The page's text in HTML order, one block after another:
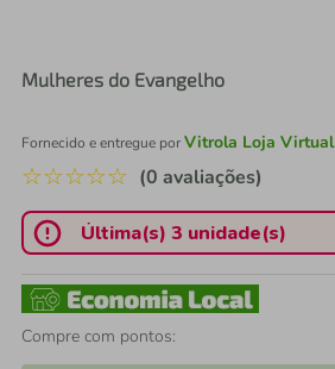
Mulheres do Evangelho
Fornecido e entregue porVitrola Loja Virtual
☆☆☆☆☆ (0 avaliações)
Última(s) 3 unidade(s)
Compre com pontos: